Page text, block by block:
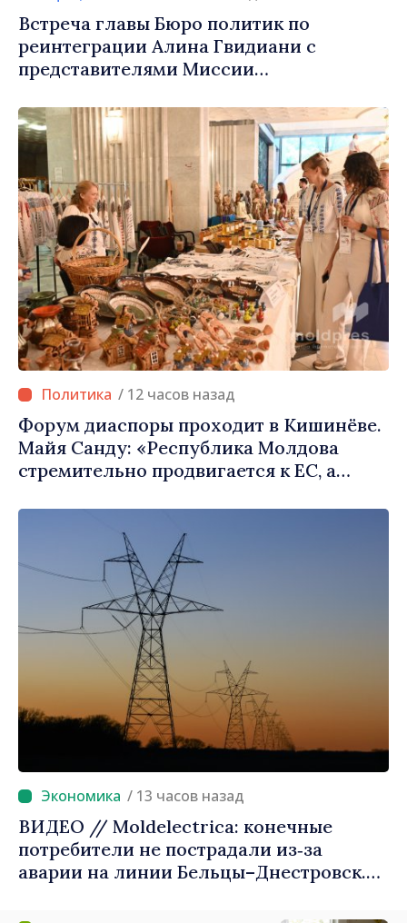
Встреча главы Бюро политик по
реинтеграции Алина Гвидиани с
представителями Миссии
Креста в Молдове
/ 12 часов назад
Форум диаспоры проходит в Кишинёве.
Майя Санду: «Республика Молдова
стремительно продвигается к ЕС, а
продвижении и поддержке этого пути»
/ 13 часов назад
ВИДЕО // Moldelectrica: конечные
потребители не пострадали из‑за
аварии на линии Бельцы–Днестровск.
приоритетном режиме